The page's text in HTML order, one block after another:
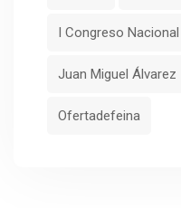
I Congreso
Juan Miguel Álvarez
Ofertadefeina